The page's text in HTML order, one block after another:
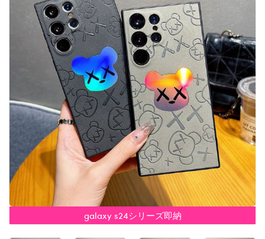
galaxy s24シリーズ即納